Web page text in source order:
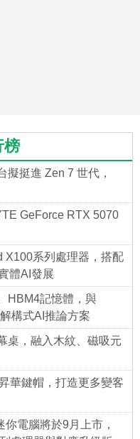
榜
擬挺進 Zen 7 世代，
GeForce RTX 5070
X100系列處理器，搭配
體AI發展
HBM4記憶體，與
構式AI推論方案
桌，融入木紋、磁吸元
華鍵帽，打造更多變客
電腦將於9月上市，